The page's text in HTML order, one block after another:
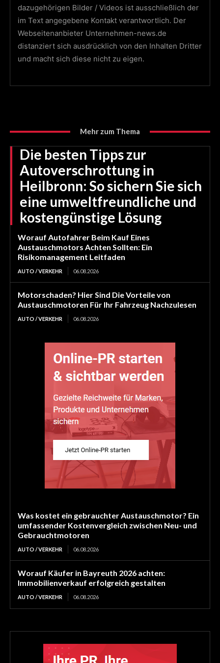
dazugehörigen Bilder / Videos ist ausschließlich der
im Text angegebene Kontakt verantwortlich. Der
Webseitenanbieter Unternehmen-news.de
distanziert sich ausdrücklich von den Inhalten Dritter
und macht sich diese nicht zu eigen.
Mehr zum Thema
Die besten Tipps zur
Autoverschrottung in
Heilbronn: So sichern Sie sich
eine umweltfreundliche und
kostengünstige Lösung
Worauf Autofahrer Beim Kauf Eines
Austauschmotors Achten Sollten: Ein
Risikomanagement Leitfaden
AUTO / VERKEHR 06.08.2026
Motorschaden? Hier Sind Die Vorteile von
Austauschmotoren Für Ihr Fahrzeug Nachzulesen
AUTO / VERKEHR 06.08.2026
Was kostet ein gebrauchter Austauschmotor? Ein
umfassender Kostenvergleich zwischen Neu- und
Gebrauchtmotoren
AUTO / VERKEHR 06.08.2026
Worauf Käufer in Bayreuth 2026 achten:
Immobilienverkauf erfolgreich gestalten
AUTO / VERKEHR 06.08.2026